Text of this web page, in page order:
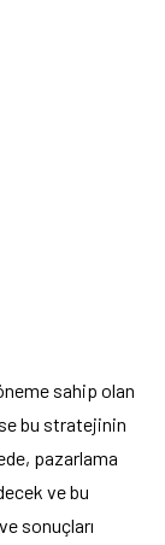
sahip olan
bu stratejinin
pazarlama
ve bu
sonuçları